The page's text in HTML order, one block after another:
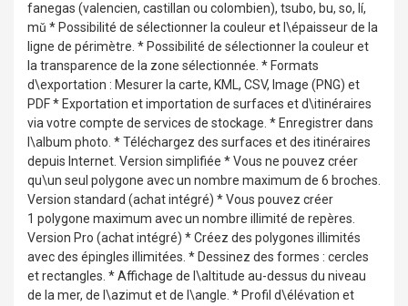
fanegas (valencien, castillan ou colombien), tsubo, bu, so, lí,
mǔ * Possibilité de sélectionner la couleur et l\épaisseur de la
ligne de périmètre. * Possibilité de sélectionner la couleur et
la transparence de la zone sélectionnée. * Formats
d\exportation : Mesurer la carte, KML, CSV, Image (PNG) et
PDF * Exportation et importation de surfaces et d\itinéraires
via votre compte de services de stockage. * Enregistrer dans
l\album photo. * Téléchargez des surfaces et des itinéraires
depuis Internet. Version simplifiée * Vous ne pouvez créer
qu\un seul polygone avec un nombre maximum de 6 broches.
Version standard (achat intégré) * Vous pouvez créer
1 polygone maximum avec un nombre illimité de repères.
Version Pro (achat intégré) * Créez des polygones illimités
avec des épingles illimitées. * Dessinez des formes : cercles
et rectangles. * Affichage de l\altitude au-dessus du niveau
de la mer, de l\azimut et de l\angle. * Profil d\élévation et